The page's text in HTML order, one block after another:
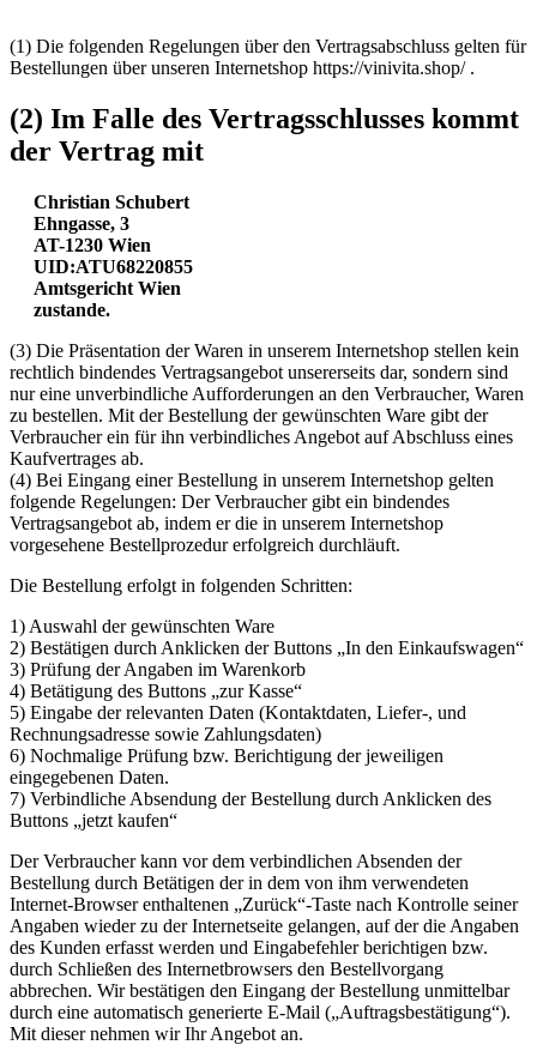
(1) Die folgenden Regelungen über den Vertragsabschluss gelten für
Bestellungen über unseren Internetshop https://vinivita.shop/ .
(2) Im Falle des Vertragsschlusses kommt
der Vertrag mit
Christian Schubert
Ehngasse, 3
AT-1230 Wien
UID:ATU68220855
Amtsgericht Wien
zustande.
(3) Die Präsentation der Waren in unserem Internetshop stellen kein
rechtlich bindendes Vertragsangebot unsererseits dar, sondern sind
nur eine unverbindliche Aufforderungen an den Verbraucher, Waren
zu bestellen. Mit der Bestellung der gewünschten Ware gibt der
Verbraucher ein für ihn verbindliches Angebot auf Abschluss eines
Kaufvertrages ab.
(4) Bei Eingang einer Bestellung in unserem Internetshop gelten
folgende Regelungen: Der Verbraucher gibt ein bindendes
Vertragsangebot ab, indem er die in unserem Internetshop
vorgesehene Bestellprozedur erfolgreich durchläuft.
Die Bestellung erfolgt in folgenden Schritten:
1) Auswahl der gewünschten Ware
2) Bestätigen durch Anklicken der Buttons „In den Einkaufswagen“
3) Prüfung der Angaben im Warenkorb
4) Betätigung des Buttons „zur Kasse“
5) Eingabe der relevanten Daten (Kontaktdaten, Liefer-, und
Rechnungsadresse sowie Zahlungsdaten)
6) Nochmalige Prüfung bzw. Berichtigung der jeweiligen
eingegebenen Daten.
7) Verbindliche Absendung der Bestellung durch Anklicken des
Buttons „jetzt kaufen“
Der Verbraucher kann vor dem verbindlichen Absenden der
Bestellung durch Betätigen der in dem von ihm verwendeten
Internet-Browser enthaltenen „Zurück“-Taste nach Kontrolle seiner
Angaben wieder zu der Internetseite gelangen, auf der die Angaben
des Kunden erfasst werden und Eingabefehler berichtigen bzw.
durch Schließen des Internetbrowsers den Bestellvorgang
abbrechen. Wir bestätigen den Eingang der Bestellung unmittelbar
durch eine automatisch generierte E-Mail („Auftragsbestätigung“).
Mit dieser nehmen wir Ihr Angebot an.